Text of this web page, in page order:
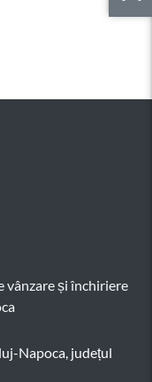
vânzare și închiriere
Napoca, județul